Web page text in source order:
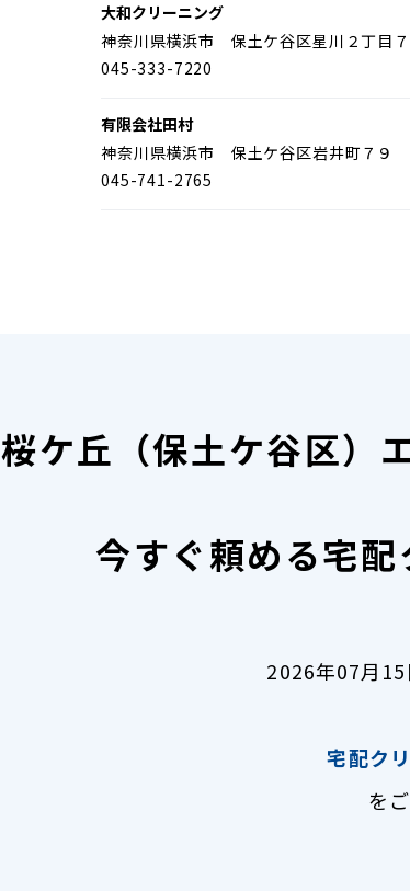
大和クリーニング
神奈川県横浜市 保土ケ谷区星川２丁目７
045-333-7220
有限会社田村
神奈川県横浜市 保土ケ谷区岩井町７９
045-741-2765
桜ケ丘（保土ケ谷区）
今すぐ頼める宅
2026年07月15
宅配ク
を